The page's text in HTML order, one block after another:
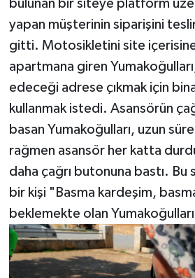
bulunan bir siteye platform
yapan müşterinin siparişini
gitti. Motosikletini site içerisine
apartmana giren
edeceği adrese çıkmak için
kullanmak istedi. Asansörün
basan Yumakoğulları, uzun
rağmen asansör her katta
daha çağrı butonuna bastı. Bu
bir kişi "Basma kardeşim,
beklemekte olan